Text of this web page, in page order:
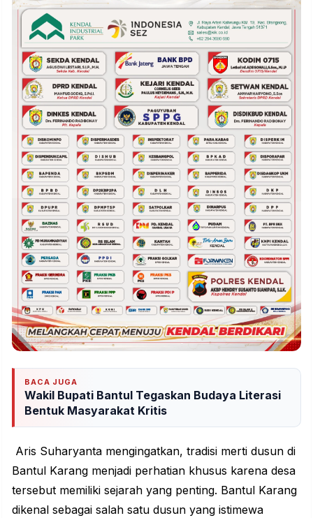
BACA JUGA
Wakil Bupati Bantul Tegaskan Budaya Literasi
Bentuk Masyarakat Kritis
Aris Suharyanta mengingatkan, tradisi merti dusun di
Bantul Karang menjadi perhatian khusus karena desa
tersebut memiliki sejarah yang penting. Bantul Karang
dikenal sebagai salah satu dusun yang istimewa